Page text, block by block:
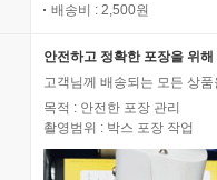
배송비 : 2,500원
안전하고 정확한 포장을 위
고객님께 배송되는 모든 상
목적 : 안전한 포장 관리
촬영범위 : 박스 포장 작업